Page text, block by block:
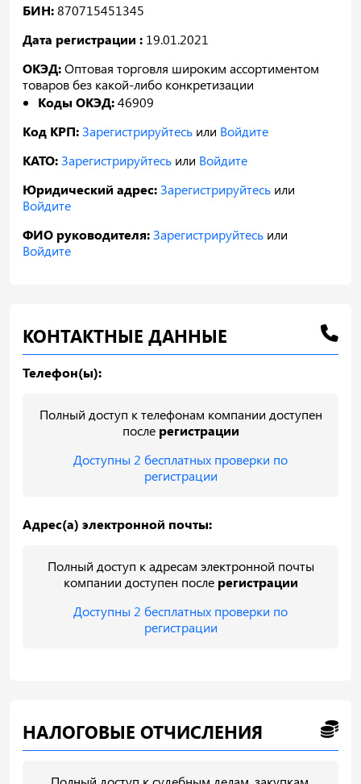
БИН:870715451345
Дата регистрации : 19.01.2021
ОКЭД:Оптовая торговля широким ассортиментом
товаров без какой-либо конкретизации
Коды ОКЭД:46909
Код КРП:Зарегистрируйтесь или Войдите
КАТО:Зарегистрируйтесь или Войдите
Юридический адрес:Зарегистрируйтесь или
Войдите
ФИО руководителя:Зарегистрируйтесь или
Войдите
КОНТАКТНЫЕ ДАННЫЕ
Телефон(ы):
Полный доступ к телефонам компании доступен
после регистрации
Доступны 2 бесплатных проверки по
регистрации
Адрес(а) электронной почты:
Полный доступ к адресам электронной почты
компании доступен после регистрации
Доступны 2 бесплатных проверки по
регистрации
НАЛОГОВЫЕ ОТЧИСЛЕНИЯ